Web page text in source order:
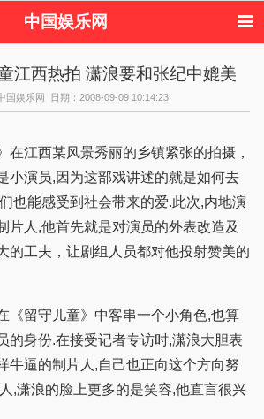
中国娱乐网
本娱乐 韩国娱乐
欧美娱乐
乐新闻 影视新闻
内地明星八卦
八卦
江西热拍 潇浪要和张纪中媲美
国娱乐网 日期：2008-09-09 10:14:23
在江西某风景秀丽的乡镇紧张的拍摄，
小演员,因为这部戏讲述的就是如何去
也能感受到社会带来的爱.此次,内地演
片人,他首先就是对演员的外表改造及
的工夫，让剧组人员都对他投射赞美的
《留守儿童》中客串一个小角色,也算
的身份.在接受记者专访时,潇浪大胆表
牛逼的制片人,自己也正向这个方向努
,潇浪的脸上更多的是笑容,他直言很兴